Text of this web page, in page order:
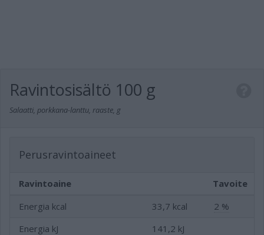
Ravintosisältö 100 g
Salaatti, porkkana-lanttu, raaste, g
Perusravintoaineet
Ravintoaine
Tavoite
Energia kcal
33,7 kcal
2 %
Energia kJ
141,2 kJ